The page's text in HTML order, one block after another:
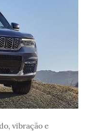
vibração e